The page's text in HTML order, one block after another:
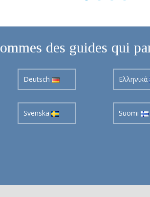
des guides qui
Deutsch Ελληνικά
Svenska Suomi